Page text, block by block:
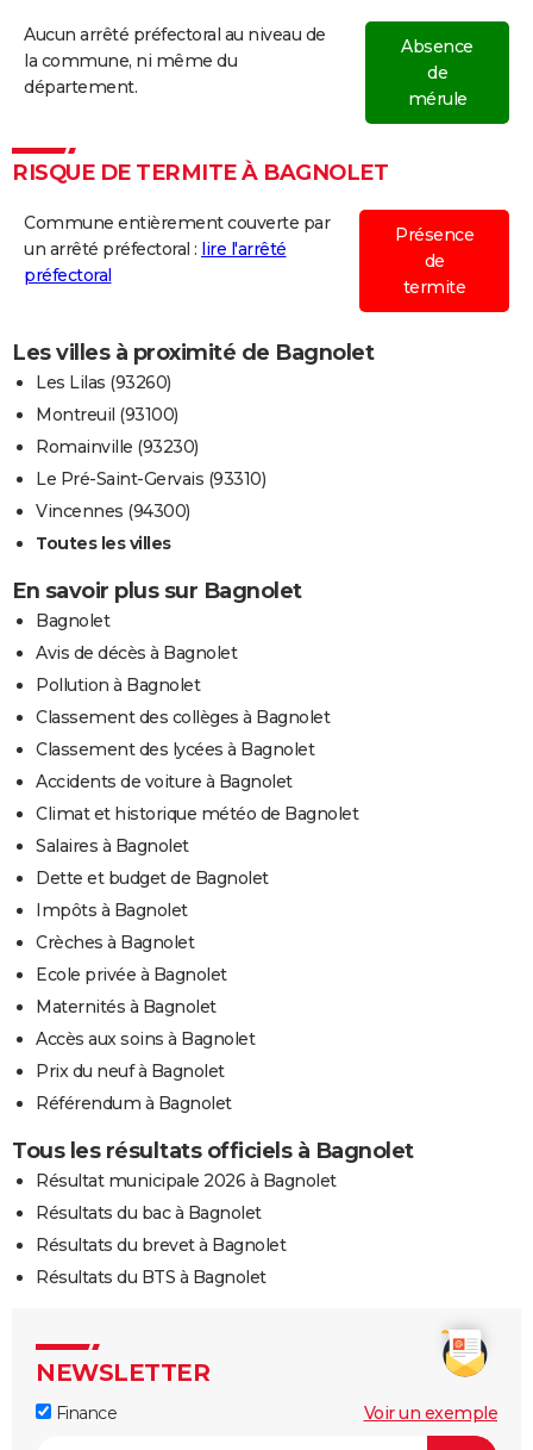
Aucun arrêté préfectoral au niveau de
la commune, ni même du
département.
Absence
de
mérule
RISQUE DE TERMITE À BAGNOLET
Commune entièrement couverte par
un arrêté préfectoral : lire l'arrêté
préfectoral
Présence
de
termite
Les villes à proximité de Bagnolet
Les Lilas (93260)
Montreuil (93100)
Romainville (93230)
Le Pré-Saint-Gervais (93310)
Vincennes (94300)
Toutes les villes
En savoir plus sur Bagnolet
Bagnolet
Avis de décès à Bagnolet
Pollution à Bagnolet
Classement des collèges à Bagnolet
Classement des lycées à Bagnolet
Accidents de voiture à Bagnolet
Climat et historique météo de Bagnolet
Salaires à Bagnolet
Dette et budget de Bagnolet
Impôts à Bagnolet
Crèches à Bagnolet
Ecole privée à Bagnolet
Maternités à Bagnolet
Accès aux soins à Bagnolet
Prix du neuf à Bagnolet
Référendum à Bagnolet
Tous les résultats officiels à Bagnolet
Résultat municipale 2026 à Bagnolet
Résultats du bac à Bagnolet
Résultats du brevet à Bagnolet
Résultats du BTS à Bagnolet
NEWSLETTER
Finance Voir un exemple